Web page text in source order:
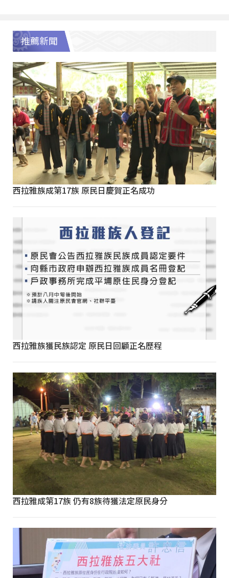
推薦新聞
西拉雅族成第17族 原民日慶賀正名成功
西拉雅族獲民族認定 原民日回顧正名歷程
西拉雅成第17族 仍有8族待獲法定原民身分